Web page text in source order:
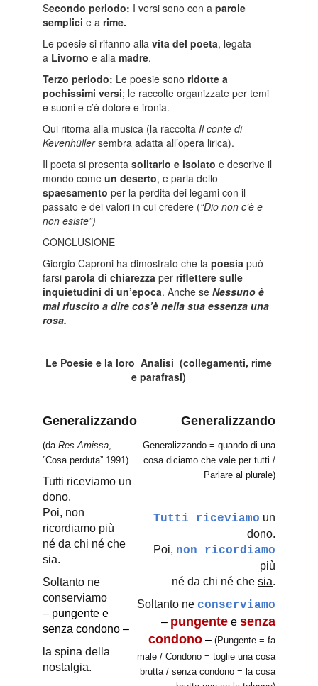
Secondo periodo: I versi sono con a parole
semplici e a rime.
Le poesie si rifanno alla vita del poeta, legata
a Livorno e alla madre.
Terzo periodo: Le poesie sono ridotte a
pochissimi versi; le raccolte organizzate per temi
e suoni e c’è dolore e ironia.
Qui ritorna alla musica (la raccolta Il conte di
Kevenhüllersembra adatta all’opera lirica).
Il poeta si presenta solitario e isolato e descrive il
mondo come un deserto, e parla dello
spaesamento per la perdita dei legami con il
passato e dei valori in cui credere (“Dio non c’è e
non esiste”)
CONCLUSIONE
Giorgio Caproni ha dimostrato che la poesia può
farsi parola di chiarezza per riflettere sulle
inquietudini di un’epoca. Anche se Nessuno è
mai riuscito a dire cos’è nella sua essenza una
rosa.
Le Poesie e la loro Analisi (collegamenti, rime
e parafrasi)
Generalizzando
(da Res Amissa,
”Cosa perduta” 1991)
Tutti riceviamo un
dono.
Poi, non
ricordiamo più
né da chi né che
sia.
Soltanto ne
conserviamo
– pungente e
senza condono –
la spina della
nostalgia.
Generalizzando
Generalizzando = quando di una
cosa diciamo che vale per tutti /
Parlare al plurale)
Tutti riceviamo un
dono.
Poi, non ricordiamo
più
né da chi né che sia.
Soltanto ne conserviamo
– pungente e senza
condono – (Pungente = fa
male / Condono = toglie una cosa
brutta / senza condono = la cosa